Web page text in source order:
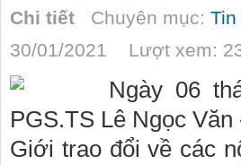
Chi tiết Chuyên mục:
30/01/2021 Lượt xem:
Ngày 06
PGS.TS Lê Ngọc
Giới trao đổi về các